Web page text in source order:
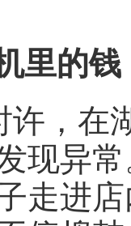
里的钱
许，在
现异
走进